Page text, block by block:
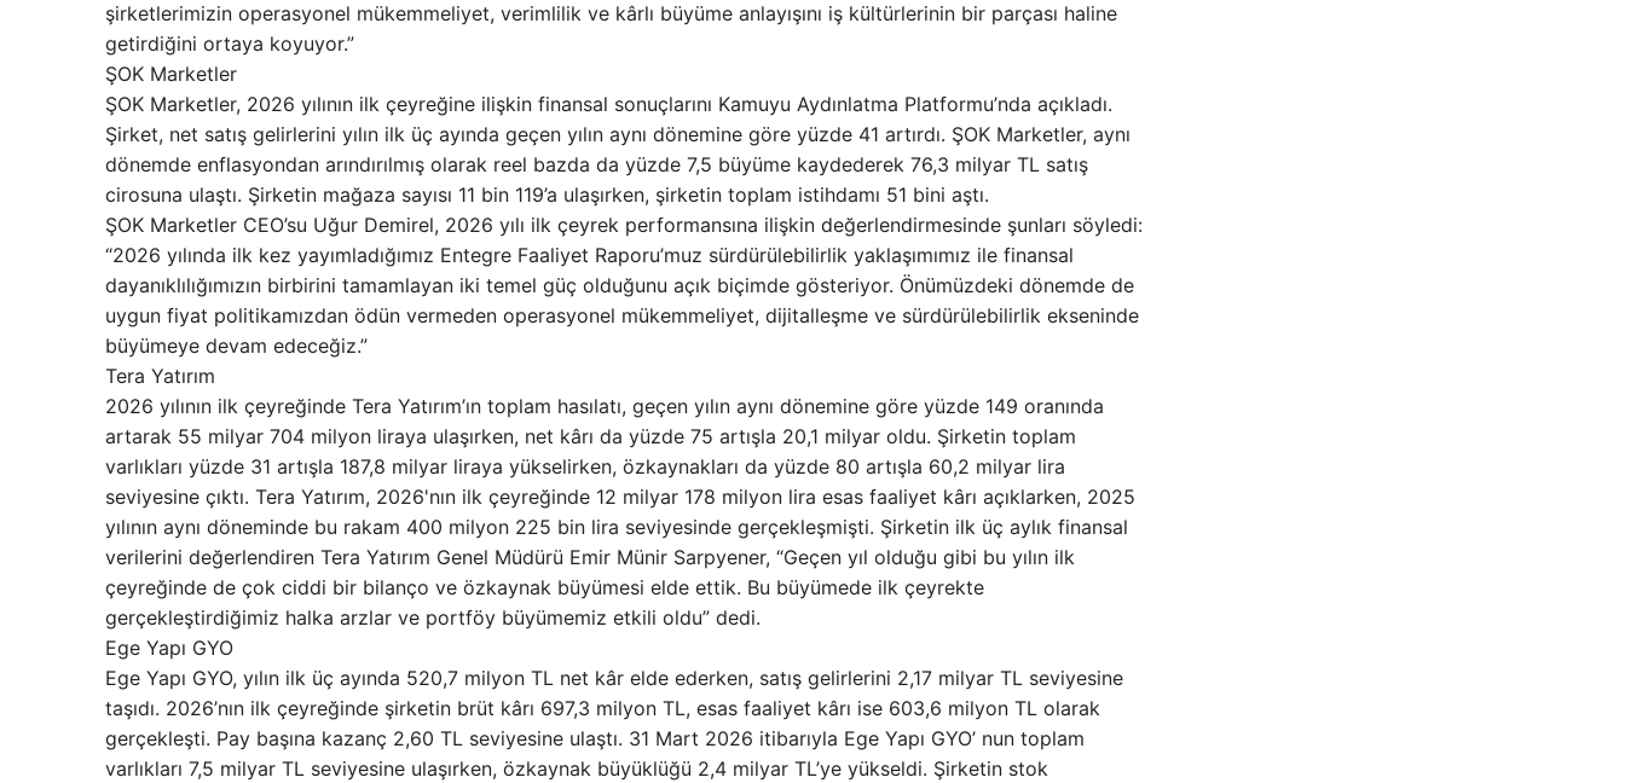
şirketlerimizin operasyonel mükemmeliyet, verimlilik ve kârlı büyüme anlayışını iş kültürlerinin bir parçası haline
getirdiğini ortaya koyuyor.”
ŞOK Marketler
ŞOK Marketler, 2026 yılının ilk çeyreğine ilişkin finansal sonuçlarını Kamuyu Aydınlatma Platformu’nda açıkladı.
Şirket, net satış gelirlerini yılın ilk üç ayında geçen yılın aynı dönemine göre yüzde 41 artırdı. ŞOK Marketler, aynı
dönemde enflasyondan arındırılmış olarak reel bazda da yüzde 7,5 büyüme kaydederek 76,3 milyar TL satış
cirosuna ulaştı. Şirketin mağaza sayısı 11 bin 119’a ulaşırken, şirketin toplam istihdamı 51 bini aştı.
ŞOK Marketler CEO’su Uğur Demirel, 2026 yılı ilk çeyrek performansına ilişkin değerlendirmesinde şunları söyledi:
“2026 yılında ilk kez yayımladığımız Entegre Faaliyet Raporu’muz sürdürülebilirlik yaklaşımımız ile finansal
dayanıklılığımızın birbirini tamamlayan iki temel güç olduğunu açık biçimde gösteriyor. Önümüzdeki dönemde de
uygun fiyat politikamızdan ödün vermeden operasyonel mükemmeliyet, dijitalleşme ve sürdürülebilirlik ekseninde
büyümeye devam edeceğiz.”
Tera Yatırım
2026 yılının ilk çeyreğinde Tera Yatırım’ın toplam hasılatı, geçen yılın aynı dönemine göre yüzde 149 oranında
artarak 55 milyar 704 milyon liraya ulaşırken, net kârı da yüzde 75 artışla 20,1 milyar oldu. Şirketin toplam
varlıkları yüzde 31 artışla 187,8 milyar liraya yükselirken, özkaynakları da yüzde 80 artışla 60,2 milyar lira
seviyesine çıktı. Tera Yatırım, 2026'nın ilk çeyreğinde 12 milyar 178 milyon lira esas faaliyet kârı açıklarken, 2025
yılının aynı döneminde bu rakam 400 milyon 225 bin lira seviyesinde gerçekleşmişti. Şirketin ilk üç aylık finansal
verilerini değerlendiren Tera Yatırım Genel Müdürü Emir Münir Sarpyener, “Geçen yıl olduğu gibi bu yılın ilk
çeyreğinde de çok ciddi bir bilanço ve özkaynak büyümesi elde ettik. Bu büyümede ilk çeyrekte
gerçekleştirdiğimiz halka arzlar ve portföy büyümemiz etkili oldu” dedi.
Ege Yapı GYO
Ege Yapı GYO, yılın ilk üç ayında 520,7 milyon TL net kâr elde ederken, satış gelirlerini 2,17 milyar TL seviyesine
taşıdı. 2026’nın ilk çeyreğinde şirketin brüt kârı 697,3 milyon TL, esas faaliyet kârı ise 603,6 milyon TL olarak
gerçekleşti. Pay başına kazanç 2,60 TL seviyesine ulaştı. 31 Mart 2026 itibarıyla Ege Yapı GYO’ nun toplam
varlıkları 7,5 milyar TL seviyesine ulaşırken, özkaynak büyüklüğü 2,4 milyar TL’ye yükseldi. Şirketin stok